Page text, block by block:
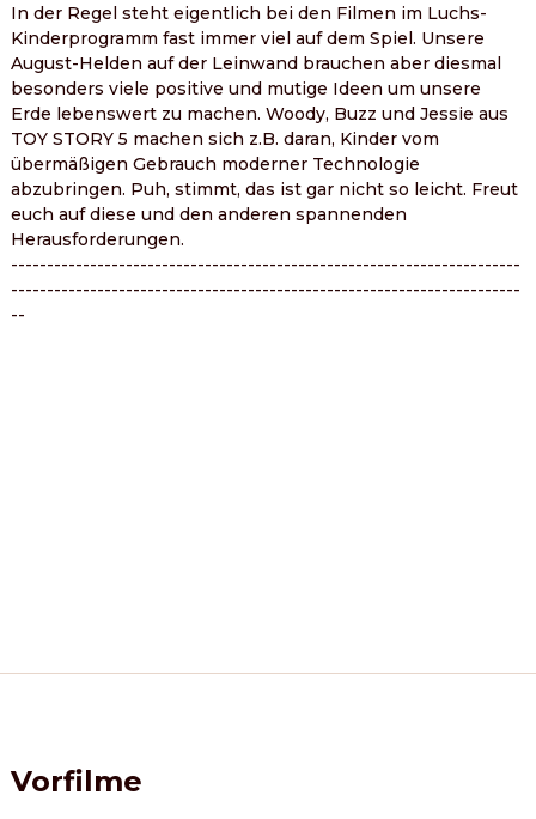
In der Regel steht eigentlich bei den Filmen im Luchs-
Kinderprogramm fast immer viel auf dem Spiel. Unsere
August-Helden auf der Leinwand brauchen aber diesmal
besonders viele positive und mutige Ideen um unsere
Erde lebenswert zu machen. Woody, Buzz und Jessie aus
TOY STORY 5 machen sich z.B. daran, Kinder vom
übermäßigen Gebrauch moderner Technologie
abzubringen. Puh, stimmt, das ist gar nicht so leicht. Freut
euch auf diese und den anderen spannenden
Herausforderungen.
-----------------------------------------------------------------------
-----------------------------------------------------------------------
--
Vorfilme